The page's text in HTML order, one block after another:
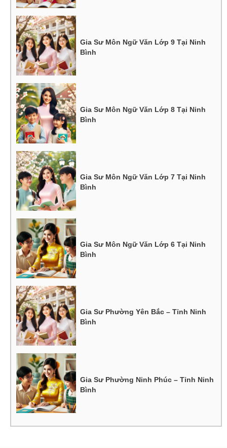
Gia Sư Môn Ngữ Văn Lớp 9 Tại Ninh
Bình
Gia Sư Môn Ngữ Văn Lớp 8 Tại Ninh
Bình
Gia Sư Môn Ngữ Văn Lớp 7 Tại Ninh
Bình
Gia Sư Môn Ngữ Văn Lớp 6 Tại Ninh
Bình
Gia Sư Phường Yên Bắc – Tỉnh Ninh
Bình
Gia Sư Phường Ninh Phúc – Tỉnh Ninh
Bình